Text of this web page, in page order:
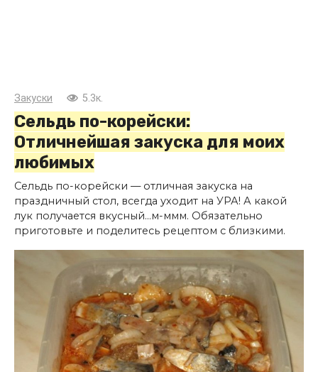
Закуски 5.3к.
Сельдь по-корейски:
Отличнейшая закуска для моих
любимых
Сельдь по-корейски — отличная закуска на
праздничный стол, всегда уходит на УРА! А какой
лук получается вкусный…м-ммм. Обязательно
приготовьте и поделитесь рецептом с близкими.